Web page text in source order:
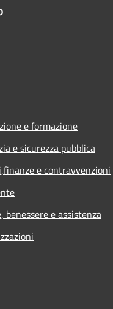
e formazione
e sicurezza pubblica
e contravvenzioni
benessere e assistenza